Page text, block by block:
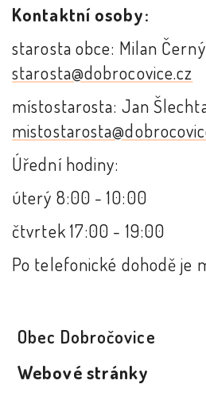
Kontaktní osoby:
starosta obce: Milan
starosta@dobrocovice.cz
místostarosta: Jan
Úřední hodiny:
úterý 8:00 - 10:00
čtvrtek 17:00 - 19:00
Po telefonické dohodě je
Obec Dobročovice
Webové stránky